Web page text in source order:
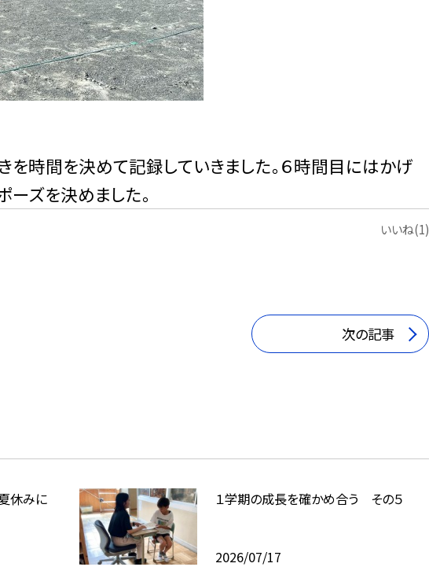
時間を決めて記録していきました。６時間目にはかげ
ーズを決めました。
いいね(1)
次の記事
休みに
１学期の成長を確かめ合う その５
2026/07/17